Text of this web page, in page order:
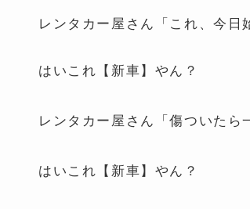
レンタカー屋さん「これ、今日
はいこれ【新車】やん？
レンタカー屋さん「傷ついたら
はいこれ【新車】やん？